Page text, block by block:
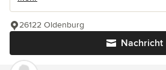
Nachricht
26122 Oldenburg